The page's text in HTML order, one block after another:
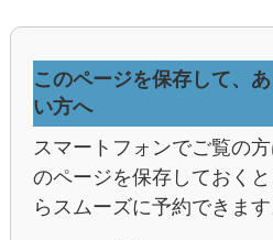
このページを保存して、
い方へ
スマートフォンでご覧の
のページを保存しておく
らスムーズに予約できます